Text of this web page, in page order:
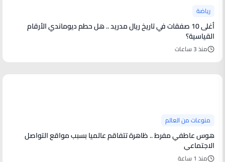
رياضة
أغلى 10 صفقات في تاريخ ريال مدريد .. هل حطم ديوماندي الأرقام
القياسية؟
منذ 3 ساعات
منوعات من العالم
هوس عاطفي مفرط .. ظاهرة تتفاقم عالميا بسبب مواقع التواصل
الاجتماعي
منذ 1 ساعة